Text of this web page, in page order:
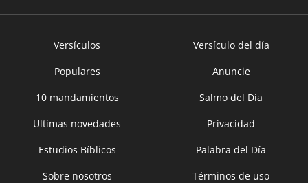
Versículos
Versículo del día
Populares
Anuncie
10 mandamientos
Salmo del Día
Ultimas novedades
Privacidad
Estudios Bíblicos
Palabra del Día
Sobre nosotros
Términos de uso